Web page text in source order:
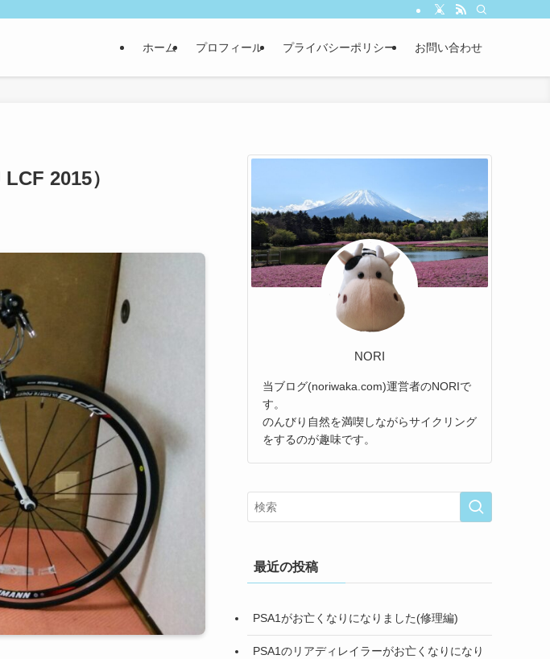
ホーム プロフィール プライバシーポリシー お問い合わせ
2015）
NORI
当ブログ(noriwaka.com)運営者のNORIで
す。
のんびり自然を満喫しながらサイクリング
をするのが趣味です。
最近の投稿
PSA1がお亡くなりになりました(修理編)
PSA1のリアディレイラーがお亡くなりになり